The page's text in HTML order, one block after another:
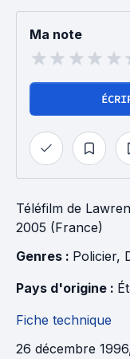
Ma note
Téléfilm de
2005 (France)
Genres : Policier,
Pays d'origine :
Fiche technique
26 décembre